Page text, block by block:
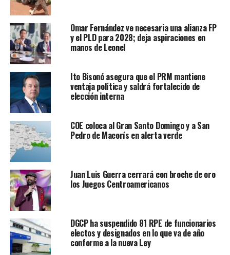
Omar Fernández ve necesaria una alianza FP
y el PLD para 2028; deja aspiraciones en
manos de Leonel
Ito Bisonó asegura que el PRM mantiene
ventaja política y saldrá fortalecido de
elección interna
COE coloca al Gran Santo Domingo y a San
Pedro de Macorís en alerta verde
Juan Luis Guerra cerrará con broche de oro
los Juegos Centroamericanos
DGCP ha suspendido 81 RPE de funcionarios
electos y designados en lo que va de año
conforme a la nueva Ley